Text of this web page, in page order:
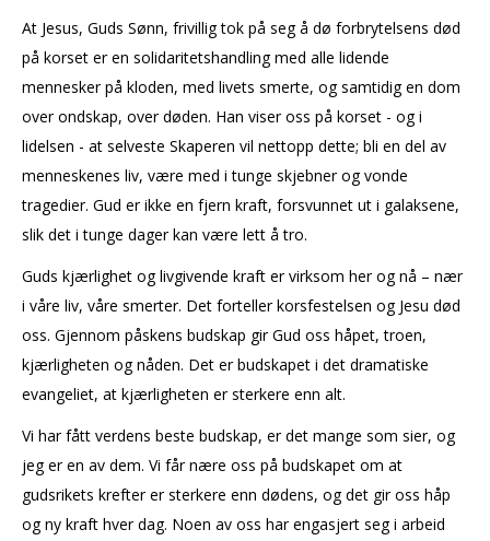
At Jesus, Guds Sønn, frivillig tok på seg å dø forbrytelsens død
på korset er en solidaritetshandling med alle lidende
mennesker på kloden, med livets smerte, og samtidig en dom
over ondskap, over døden. Han viser oss på korset - og i
lidelsen - at selveste Skaperen vil nettopp dette; bli en del av
menneskenes liv, være med i tunge skjebner og vonde
tragedier. Gud er ikke en fjern kraft, forsvunnet ut i galaksene,
slik det i tunge dager kan være lett å tro.
Guds kjærlighet og livgivende kraft er virksom her og nå – nær
i våre liv, våre smerter. Det forteller korsfestelsen og Jesu død
oss. Gjennom påskens budskap gir Gud oss håpet, troen,
kjærligheten og nåden. Det er budskapet i det dramatiske
evangeliet, at kjærligheten er sterkere enn alt.
Vi har fått verdens beste budskap, er det mange som sier, og
jeg er en av dem. Vi får nære oss på budskapet om at
gudsrikets krefter er sterkere enn dødens, og det gir oss håp
og ny kraft hver dag. Noen av oss har engasjert seg i arbeid